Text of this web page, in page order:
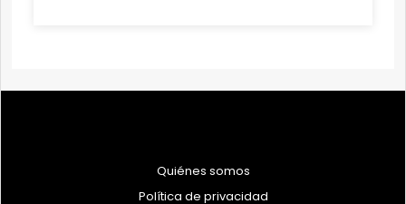
Quiénes somos
Política de privacidad